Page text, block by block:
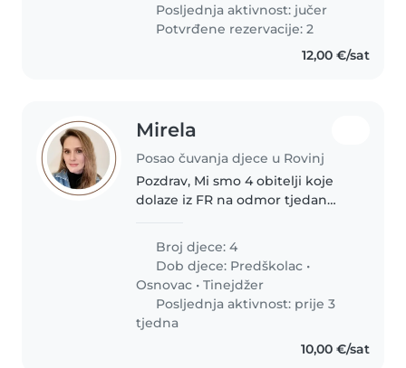
Posljednja aktivnost: jučer
Potvrđene rezervacije: 2
12,00 €/sat
Mirela
Posao čuvanja djece u Rovinj
Pozdrav, Mi smo 4 obitelji koje
dolaze iz FR na odmor tjedan
mogla ostati par sati na dan sa
djecom. Moguće je da..
Broj djece: 4
Dob djece: Predškolac •
Osnovac •Tinejdžer
Posljednja aktivnost: prije 3
tjedna
10,00 €/sat